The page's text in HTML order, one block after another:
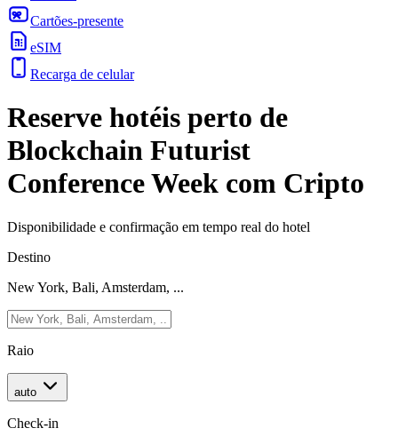
Cartões-presente
eSIM
Recarga de celular
Reserve hotéis perto de
Blockchain Futurist
Conference Week com Cripto
Disponibilidade e confirmação em tempo real do hotel
Destino
New York, Bali, Amsterdam, ...
Raio
auto
Check-in